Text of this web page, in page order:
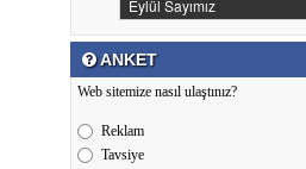
ANKET
Web sitemize nasıl ulaştınız?
Reklam
Tavsiye